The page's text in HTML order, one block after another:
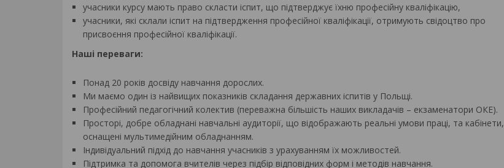
учасники курсу мають право скласти іспит, що підтверджує їхню професійну кваліфікацію,
учасники, які склали іспит на підтвердження професійної кваліфікації, отримують свідоцтво про
присвоєння професійної кваліфікації.
Наші переваги:
Понад 20 років досвіду навчання дорослих.
Ми маємо один із найвищих показників складання державних іспитів у Польщі.
Професійний педагогічний колектив (переважна більшість наших викладачів – екзаменатори ОКЕ).
Просторі, добре обладнані навчальні аудиторії, що відображають реальні умови праці, та кабінети,
оснащені мультимедійним обладнанням.
Індивідуальний підхід до навчання учасників з урахуванням їх можливостей.
Підтримка та допомога вчителів через підбір відповідних форм і методів навчання.